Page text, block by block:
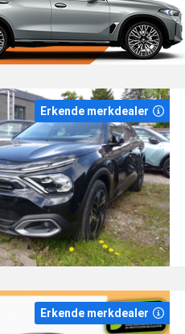
Erkende merkdealer
Erkende merkdealer